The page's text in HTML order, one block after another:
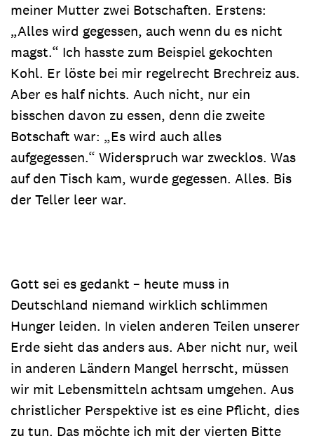
meiner Mutter zwei Botschaften. Erstens:
„Alles wird gegessen, auch wenn du es nicht
magst.“ Ich hasste zum Beispiel gekochten
Kohl. Er löste bei mir regelrecht Brechreiz aus.
Aber es half nichts. Auch nicht, nur ein
bisschen davon zu essen, denn die zweite
Botschaft war: „Es wird auch alles
aufgegessen.“ Widerspruch war zwecklos. Was
auf den Tisch kam, wurde gegessen. Alles. Bis
der Teller leer war.
Gott sei es gedankt – heute muss in
Deutschland niemand wirklich schlimmen
Hunger leiden. In vielen anderen Teilen unserer
Erde sieht das anders aus. Aber nicht nur, weil
in anderen Ländern Mangel herrscht, müssen
wir mit Lebensmitteln achtsam umgehen. Aus
christlicher Perspektive ist es eine Pflicht, dies
zu tun. Das möchte ich mit der vierten Bitte